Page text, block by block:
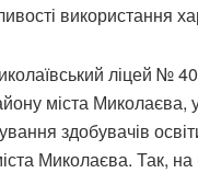
використання
ліцей №
міста Миколаєва,
здобувачів
Миколаєва. Так,